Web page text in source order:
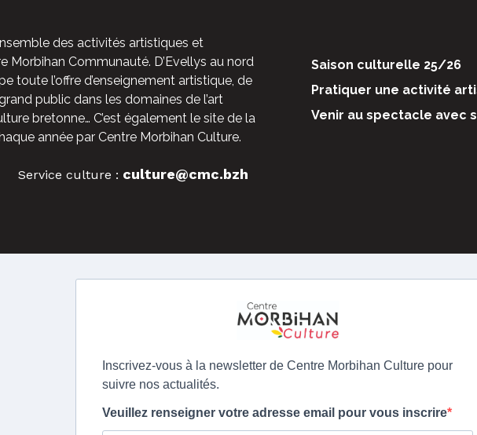
des activités artistiques et
Morbihan Communauté. D’Evellys au nord
toute l’offre d’enseignement artistique, de
public dans les domaines de l’art
bretonne… C’est également le site de la
année par Centre Morbihan Culture.
Service culture : culture@cmc.bzh
Saison culturelle 25/26
Pratiquer une activité
Venir au spectacle avec
Inscrivez-vous à la newsletter de Centre Morbihan Culture pour
suivre nos actualités.
Veuillez renseigner votre adresse email pour vous inscrire